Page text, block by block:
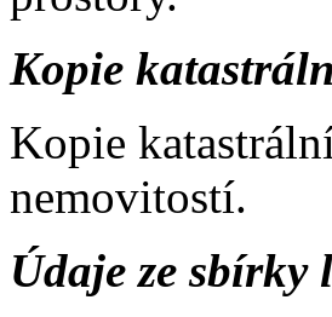
Kopie
Kopie
nemovitostí.
Údaje ze